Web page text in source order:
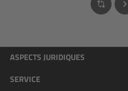
ASPECTS JURIDIQUES
SERVICE